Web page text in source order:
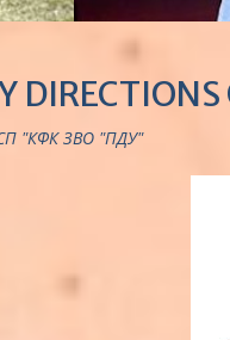
"КФК ЗВО "ПДУ"